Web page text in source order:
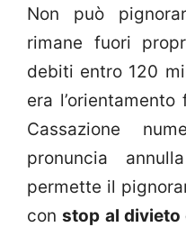
Non può
rimane fuori
debiti entro 120
era
Cassazione
pronuncia
permette il
constop al divieto